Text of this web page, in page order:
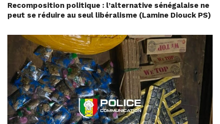
Recomposition politique : l’alternative sénégalaise ne
peut se réduire au seul libéralisme (Lamine Diouck PS)